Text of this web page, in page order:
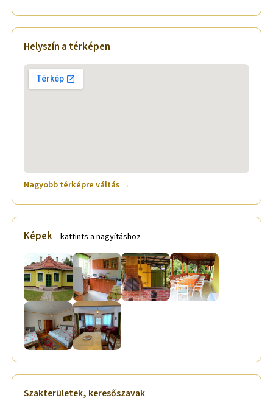
Helyszín a térképen
Nagyobb térképre váltás →
Képek– kattints a nagyításhoz
Szakterületek, keresőszavak